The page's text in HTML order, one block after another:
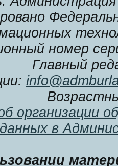
номер
Главный
организации
в